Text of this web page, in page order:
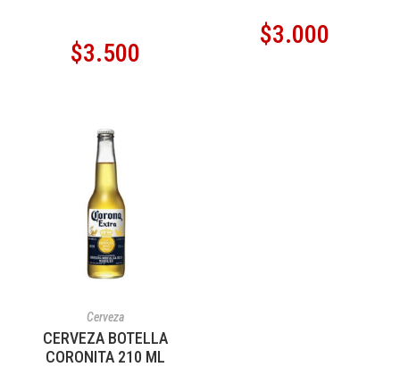
$3.500
$3.000
Cerveza
CERVEZA BOTELLA
CORONITA 210 ML